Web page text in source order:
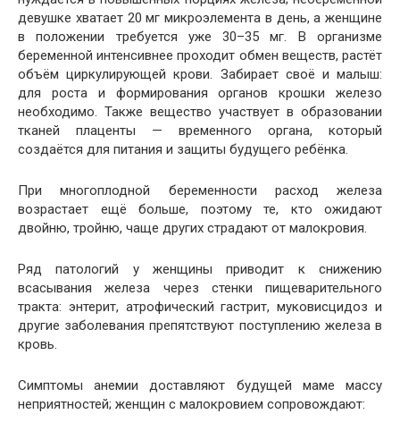
девушке хватает 20 мг микроэлемента в день, а женщине
в положении требуется уже 30–35 мг. В организме
беременной интенсивнее проходит обмен веществ, растёт
объём циркулирующей крови. Забирает своё и малыш:
для роста и формирования органов крошки железо
необходимо. Также вещество участвует в образовании
тканей плаценты — временного органа, который
создаётся для питания и защиты будущего ребёнка.
При многоплодной беременности расход железа
возрастает ещё больше, поэтому те, кто ожидают
двойню, тройню, чаще других страдают от малокровия.
Ряд патологий у женщины приводит к снижению
всасывания железа через стенки пищеварительного
тракта: энтерит, атрофический гастрит, муковисцидоз и
другие заболевания препятствуют поступлению железа в
кровь.
Симптомы анемии доставляют будущей маме массу
неприятностей; женщин с малокровием сопровождают: